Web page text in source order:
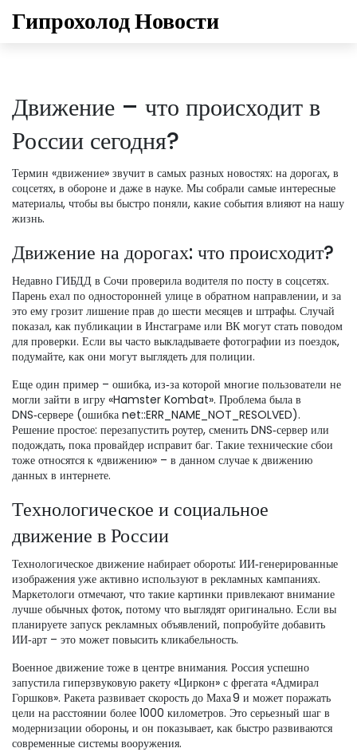
Гипрохолод Новости
Движение – что происходит в
России сегодня?
Термин «движение» звучит в самых разных новостях: на дорогах, в
соцсетях, в обороне и даже в науке. Мы собрали самые интересные
материалы, чтобы вы быстро поняли, какие события влияют на нашу
жизнь.
Движение на дорогах: что происходит?
Недавно ГИБДД в Сочи проверила водителя по посту в соцсетях.
Парень ехал по односторонней улице в обратном направлении, и за
это ему грозит лишение прав до шести месяцев и штрафы. Случай
показал, как публикации в Инстаграме или ВК могут стать поводом
для проверки. Если вы часто выкладываете фотографии из поездок,
подумайте, как они могут выглядеть для полиции.
Еще один пример – ошибка, из‑за которой многие пользователи не
могли зайти в игру «Hamster Kombat». Проблема была в
DNS‑сервере (ошибка net::ERR_NAME_NOT_RESOLVED).
Решение простое: перезапустить роутер, сменить DNS‑сервер или
подождать, пока провайдер исправит баг. Такие технические сбои
тоже относятся к «движению» – в данном случае к движению
данных в интернете.
Технологическое и социальное
движение в России
Технологическое движение набирает обороты: ИИ‑генерированные
изображения уже активно используют в рекламных кампаниях.
Маркетологи отмечают, что такие картинки привлекают внимание
лучше обычных фоток, потому что выглядят оригинально. Если вы
планируете запуск рекламных объявлений, попробуйте добавить
ИИ‑арт – это может повысить кликабельность.
Военное движение тоже в центре внимания. Россия успешно
запустила гиперзвуковую ракету «Циркон» с фрегата «Адмирал
Горшков». Ракета развивает скорость до Маха 9 и может поражать
цели на расстоянии более 1000 километров. Это серьезный шаг в
модернизации обороны, и он показывает, как быстро развиваются
современные системы вооружения.